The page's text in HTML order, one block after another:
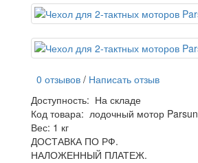
0 отзывов / Написать отзыв
Доступность: На складе
Код товара: лодочный мотор Parsun
Вес: 1 кг
ДОСТАВКА ПО РФ.
НАЛОЖЕННЫЙ ПЛАТЕЖ.